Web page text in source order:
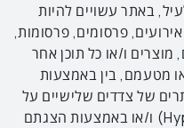
באתר עשויים להיות
פרסומים, פרסומות,
ו/או כל תוכן אחר
מטעמם, בין באמצעות
של צדדים שלישיים על
ידי קישורים (Hyperlinks) ו/או באמצעות הצגתם